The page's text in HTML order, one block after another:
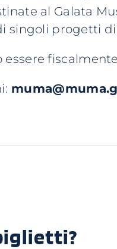
al Galata
singoli progetti